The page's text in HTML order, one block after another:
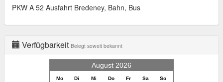
PKW A 52 Ausfahrt Bredeney, Bahn, Bus
Verfügbarkeit Belegt soweit bekannt
August 2026
Mo Di Mi Do Fr Sa So